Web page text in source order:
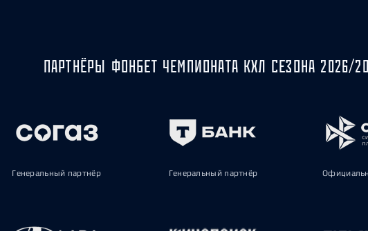
ПАРТНЁРЫ ФОНБЕТ ЧЕМПИОНАТА КХЛ СЕЗОНА 2026/
Генеральный партнёр Генеральный партнёр